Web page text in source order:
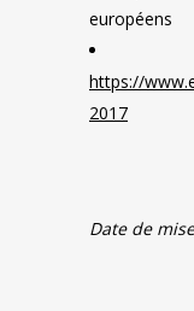
européens
https://
2017
Date de